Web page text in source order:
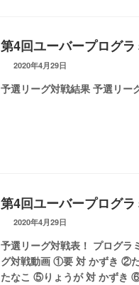
第4回ユーバープログラ
2020年4月29日
予選リーグ対戦結果 予選リー
第4回ユーバープログラ
2020年4月29日
予選リーグ対戦表！ プログラ
グ対戦動画 ①要 対 かずき ②
たなこ ⑤りょうが 対 かずき